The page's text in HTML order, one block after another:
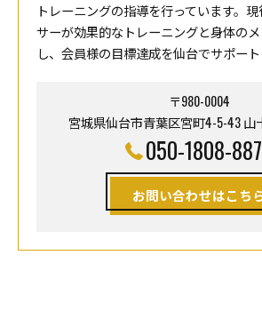
トレーニングの指導を行っています。
サーが効果的なトレーニングと身体の
し、会員様の目標達成を仙台でサポート
〒980-0004
宮城県仙台市青葉区宮町4-5-43 山
050-1808-
お問い合わせはこち